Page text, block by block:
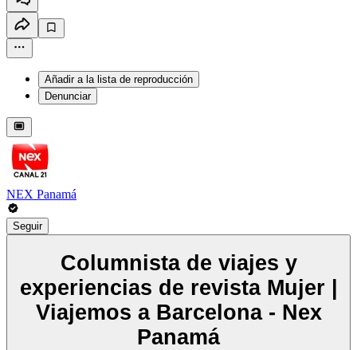
Añadir a la lista de reproducción
Denunciar
NEX Panamá
Seguir
Columnista de viajes y
experiencias de revista Mujer |
Viajemos a Barcelona - Nex
Panamá